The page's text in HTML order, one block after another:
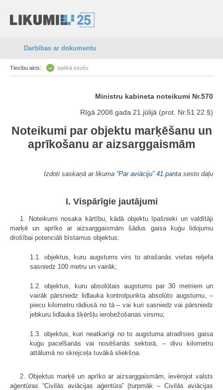
Darbības ar dokumentu
Tiesību akts: spēkā esošs
Ministru kabineta noteikumi Nr.570
Rīgā 2008.gada 21.jūlijā (prot. Nr.51 22.§)
Noteikumi par objektu marķēšanu un
aprīkošanu ar aizsarggaismām
Izdoti saskaņā ar likuma “Par aviāciju” 41.panta sesto daļu
I. Vispārīgie jautājumi
1. Noteikumi nosaka kārtību, kādā objektu īpašnieki un valdītāji
marķē un aprīko ar aizsarggaismām šādus gaisa kuģu lidojumu
drošībai potenciāli bīstamus objektus:
1.1. objektus, kuru augstums virs to atrašanās vietas reljefa
sasniedz 100 metru un vairāk;
1.2. objektus, kuru absolūtais augstums par 30 metriem un
vairāk pārsniedz lidlauka kontrolpunkta absolūto augstumu, –
piecu kilometru rādiusā no tā – vai kuri sasniedz vai pārsniedz
jebkuru lidlauka šķēršļu ierobežošanas virsmu;
1.3. objektus, kuri neatkarīgi no to augstuma atradīsies gaisa
kuģu pacelšanās vai nosēšanās sektorā, – divu kilometru
attālumā no skrejceļa tuvākā sliekšņa.
2. Objektus marķē un aprīko ar aizsarggaismām, ievērojot valsts
aģentūras “Civilās aviācijas aģentūra” (turpmāk – Civilās aviācijas